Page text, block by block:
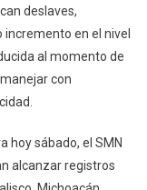
deslaves,
en el nivel
al momento de
con
hoy sábado, el SMN
alcanzar registros